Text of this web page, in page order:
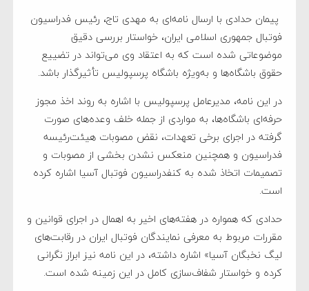
پیمان حدادی با ارسال نامه‌ای به مهدی تاج، رئیس فدراسیون
فوتبال جمهوری اسلامی ایران، خواستار بررسی دقیق
موضوعاتی شده است که به اعتقاد وی می‌تواند در تضییع
حقوق باشگاه‌ها و به‌ویژه باشگاه پرسپولیس تأثیرگذار باشد.
در این نامه، مدیرعامل پرسپولیس با اشاره به روند اخذ مجوز
حرفه‌ای‌ باشگاه‌ها، به مواردی از جمله خلف وعده‌های صورت
گرفته در اجرای برخی تعهدات، نقض مصوبات هیئت‌رئیسه
فدراسیون و همچنین منعکس نشدن بخشی از مصوبات و
تصمیمات اتخاذ شده به کنفدراسیون فوتبال آسیا اشاره کرده
است.
حدادی که همواره در هفته‌های اخیر به اهمال در اجرای قوانین و
مقررات مربوط به معرفی نمایندگان فوتبال ایران در رقابت‌های
لیگ نخبگان آسیا» اشاره داشته، در این نامه نیز ابراز نگرانی
کرده و خواستار شفاف‌سازی کامل در این زمینه شده است.